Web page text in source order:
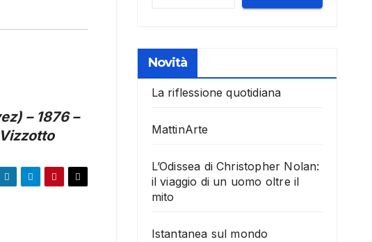
– 1876 –
Novità
La riflessione quotidiana
MattinArte
L’Odissea di Christopher Nolan:
il viaggio di un uomo oltre il
mito
Istantanea sul mondo